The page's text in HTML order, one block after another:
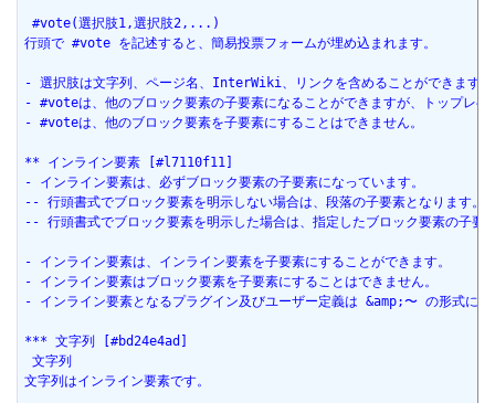
#vote(選択肢1,選択肢2,...)
行頭で #vote を記述すると、簡易投票フォームが埋め込まれます。
- 選択肢は文字列、ページ名、InterWiki、リンクを含めることができます。
- #voteは、他のブロック要素の子要素になることができますが、トップレ
- #voteは、他のブロック要素を子要素にすることはできません。
** インライン要素 [#l7110f11]
- インライン要素は、必ずブロック要素の子要素になっています。
-- 行頭書式でブロック要素を明示しない場合は、段落の子要素となります。
-- 行頭書式でブロック要素を明示した場合は、指定したブロック要素の子要
- インライン要素は、インライン要素を子要素にすることができます。
- インライン要素はブロック要素を子要素にすることはできません。
- インライン要素となるプラグイン及びユーザー定義は &amp;〜 の形式にな
*** 文字列 [#bd24e4ad]
文字列
文字列はインライン要素です。